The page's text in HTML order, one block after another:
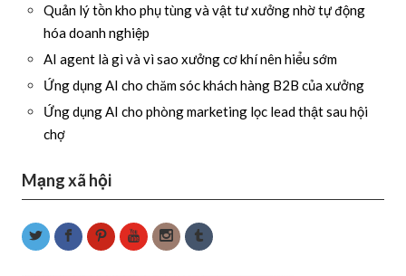
Quản lý tồn kho phụ tùng và vật tư xưởng nhờ tự động
hóa doanh nghiệp
AI agent là gì và vì sao xưởng cơ khí nên hiểu sớm
Ứng dụng AI cho chăm sóc khách hàng B2B của xưởng
Ứng dụng AI cho phòng marketing lọc lead thật sau hội
chợ
Mạng xã hội